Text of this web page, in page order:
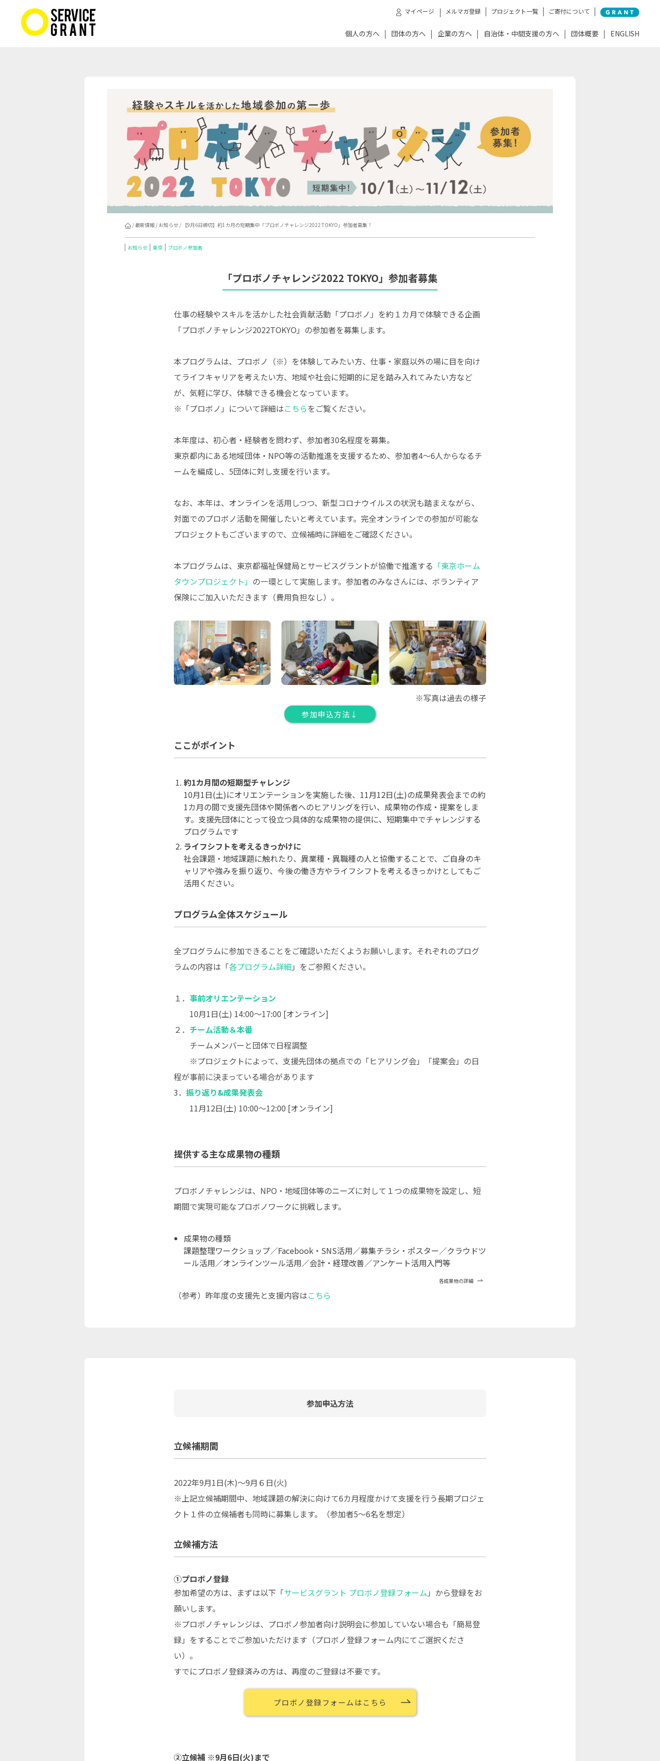
マイページ メルマガ登録 プロジェクト一覧 ご寄付について
個人の方へ 団体の方へ 企業の方へ 自治体・中間支援の方へ 団体概要 ENGLISH
/ 最新情報 / お知らせ / 【9月6日締切】約1カ月の短期集中「プロボノチャレンジ2022 TOKYO」参加者募集！
お知らせ 東京 プロボノ参加者
「プロボノチャレンジ2022 TOKYO」参加者募集
仕事の経験やスキルを活かした社会貢献活動「プロボノ」を約１カ月で体験できる企画
「プロボノチャレンジ2022TOKYO」の参加者を募集します。
本プログラムは、プロボノ（※）を体験してみたい方、仕事・家庭以外の場に目を向け
てライフキャリアを考えたい方、地域や社会に短期的に足を踏み入れてみたい方など
が、気軽に学び、体験できる機会となっています。
※「プロボノ」について詳細はこちらをご覧ください。
本年度は、初心者・経験者を問わず、参加者30名程度を募集。
東京都内にある地域団体・NPO等の活動推進を支援するため、参加者4〜6人からなるチ
ームを編成し、5団体に対し支援を行います。
なお、本年は、オンラインを活用しつつ、新型コロナウイルスの状況も踏まえながら、
対面でのプロボノ活動を開催したいと考えています。完全オンラインでの参加が可能な
プロジェクトもございますので、立候補時に詳細をご確認ください。
本プログラムは、東京都福祉保健局とサービスグラントが協働で推進する 「東京ホーム
タウンプロジェクト」 の一環として実施します。参加者のみなさんには、ボランティア
保険にご加入いただきます（費用負担なし）。
※写真は過去の様子
参加申込方法↓
ここがポイント
約1カ月間の短期型チャレンジ
10月1日(土)にオリエンテーションを実施した後、11月12日(土)の成果発表会までの約
1カ月の間で支援先団体や関係者へのヒアリングを行い、成果物の作成・提案をしま
す。支援先団体にとって役立つ具体的な成果物の提供に、短期集中でチャレンジする
プログラムです
ライフシフトを考えるきっかけに
社会課題・地域課題に触れたり、異業種・異職種の人と協働することで、ご自身のキ
ャリアや強みを振り返り、今後の働き方やライフシフトを考えるきっかけとしてもご
活用ください。
プログラム全体スケジュール
全プログラムに参加できることをご確認いただくようお願いします。それぞれのプログ
ラムの内容は「各プログラム詳細 」をご参照ください。
１． 事前オリエンテーション
10月1日(土) 14:00～17:00 [オンライン]
２． チーム活動＆本番
チームメンバーと団体で日程調整
※プロジェクトによって、支援先団体の拠点での「ヒアリング会」「提案会」の日
程が事前に決まっている場合があります
3． 振り返り&成果発表会
11月12日(土) 10:00～12:00 [オンライン]
提供する主な成果物の種類
プロボノチャレンジは、NPO・地域団体等のニーズに対して１つの成果物を設定し、短
期間で実現可能なプロボノワークに挑戦します。
成果物の種類
課題整理ワークショップ／Facebook・SNS活用／募集チラシ・ポスター／クラウドツ
ール活用／オンラインツール活用／会計・経理改善／アンケート活用入門等
各成果物の詳細
（参考）昨年度の支援先と支援内容はこちら
参加申込方法
立候補期間
2022年9月1日(木)～9月６日(火)
※上記立候補期間中、地域課題の解決に向けて6カ月程度かけて支援を行う長期プロジェ
クト１件の立候補者も同時に募集します。（参加者5～6名を想定）
立候補方法
①プロボノ登録
参加希望の方は、まずは以下「サービスグラント プロボノ登録フォーム 」から登録をお
願いします。
※プロボノチャレンジは、プロボノ参加者向け説明会に参加していない場合も「簡易登
録」をすることでご参加いただけます（プロボノ登録フォーム内にてご選択くださ
い）。
すでにプロボノ登録済みの方は、再度のご登録は不要です。
プロボノ登録フォームはこちら
②立候補 ※9月6日(火)まで